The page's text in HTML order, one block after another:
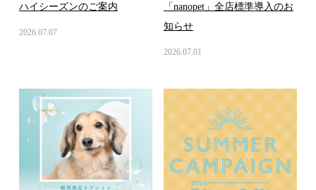
ハイシーズンのご案内
2026.07.07
「nanopet」全店標準導入のお
知らせ
2026.07.01